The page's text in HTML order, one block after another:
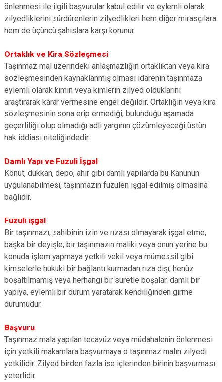
önlenmesi ile ilgili başvurular kabul edilir ve eylemli olarak
zilyedliklerini sürdürenlerin zilyedlikleri hem diğer mirasçılara
hem de üçüncü şahıslara karşı korunur.
Ortaklık ve Kira Sözleşmesi
Taşınmaz mal üzerindeki anlaşmazlığın ortaklıktan veya kira
sözleşmesinden kaynaklanmış olması idarenin taşınmaza
eylemli olarak kimin veya kimlerin zilyed olduklarını
araştırarak karar vermesine engel değildir. Ortaklığın veya kira
sözleşmesinin sona erip ermediği, bulunduğu aşamada
geçerliliği olup olmadığı adli yargının çözümleyeceği üstün
hak iddiası niteliğindedir.
Damlı Yapı ve Fuzuli İşgal
Konut, dükkan, depo, ahır gibi damlı yapılarda bu Kanunun
uygulanabilmesi, taşınmazın fuzulen işgal edilmiş olmasına
bağlıdır.
Fuzuli işgal
Bir taşınmazı, sahibinin izin ve rızası olmayarak işgal etme,
başka bir deyişle; bir taşınmazın maliki veya onun yerine bu
konuda işlem yapmaya yetkili vekil veya mümessil gibi
kimselerle hukuki bir bağlantı kurmadan rıza dışı, henüz
boşaltılmamış veya herhangi bir suretle boşalan damlı bir
yapıya, eylemli bir durum yaratarak kendiliğinden girme
durumudur.
Başvuru
Taşınmaz mala yapılan tecavüz veya müdahalenin önlenmesi
için yetkili makamlara başvurmaya o taşınmaz malın zilyedi
yetkilidir. Zilyed birden fazla ise içlerinden birinin başvurması
yeterlidir.